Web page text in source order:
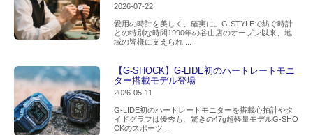
2026-07-22
愛用の時計を美しく、確実に。G-STYLEで紡ぐ時計
との特別な時間1990年の谷山店のオープン以来、地
域の皆様に支えられ ...
【G-SHOCK】G-LIDE初のハートレートモニ
ター搭載モデル登場
2026-05-11
G-LIDE初のハートレートモニターを搭載心拍計やタ
イドグラフは優秀も、驚きの47g超軽量モデルG-SHO
CKのスポーツ ...